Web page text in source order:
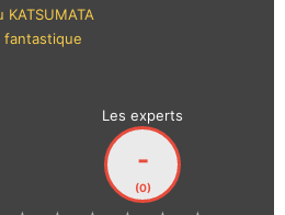
KATSUMATA
fantastique
Les experts
-
(0)